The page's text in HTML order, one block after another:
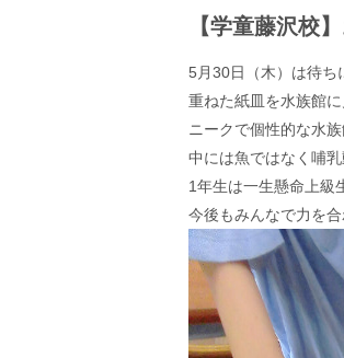
【学童藤沢校
5月30日（木）は待ち
重ねた紙皿を水族館
ニークで個性的な水
中には魚ではなく哺
1年生は一生懸命上級
今後もみんなで力を